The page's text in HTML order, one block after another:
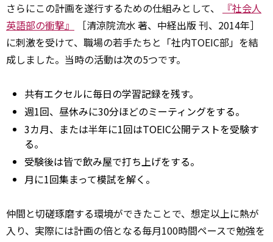
さらにこの計画を遂行するための仕組みとして、
『社会人
英語部の衝撃』
［清涼院流水 著、中経出版 刊、2014年］
に刺激を受けて、職場の若手たちと「社内TOEIC部」を結
成しました。当時の活動は次の5つです。
共有エクセルに毎日の学習記録を残す。
週1回、昼休みに30分ほどのミーティングをする。
3カ月、または半年に1回はTOEIC公開テストを受験す
る。
受験後は皆で飲み屋で打ち上げをする。
月に1回集まって模試を解く。
仲間と切磋琢磨する環境ができたことで、想定以上に熱が
入り、実際には計画の倍となる毎月100時間ペースで勉強を